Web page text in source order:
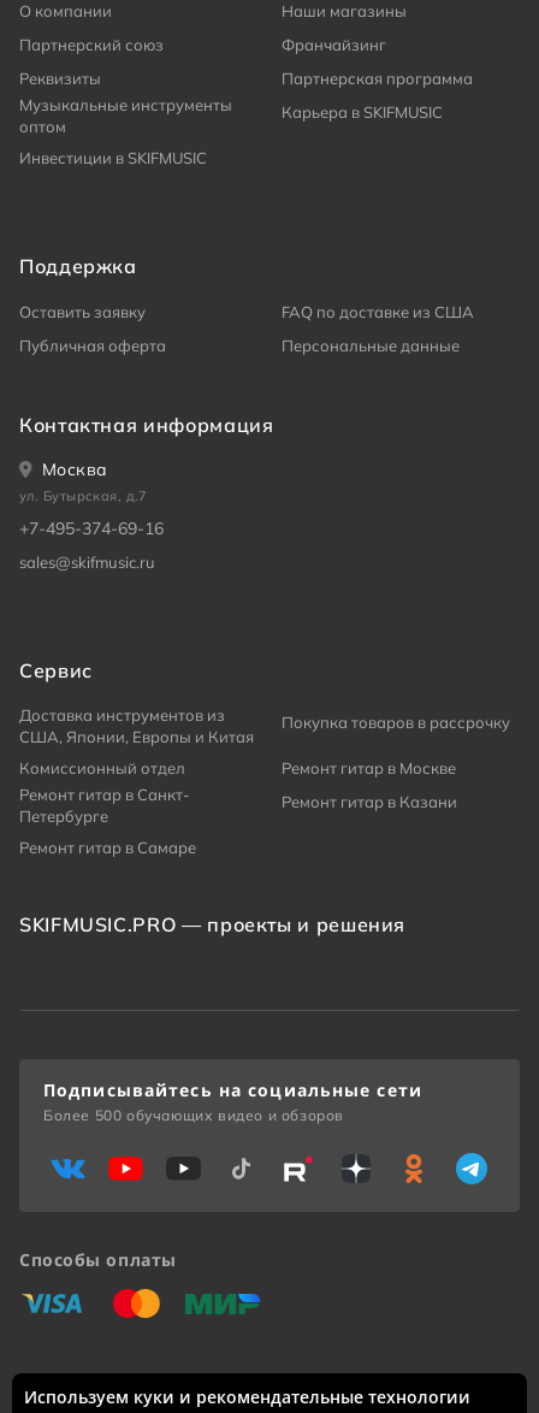
О компании
Наши магазины
Партнерский союз
Франчайзинг
Реквизиты
Партнерская программа
Музыкальные инструменты
оптом
Карьера в SKIFMUSIC
Инвестиции в SKIFMUSIC
Поддержка
Оставить заявку
FAQ по доставке из США
Публичная оферта
Персональные данные
Контактная информация
Москва
ул. Бутырская, д.7
+7-495-374-69-16
sales@skifmusic.ru
Сервис
Доставка инструментов из
США, Японии, Европы и Китая
Покупка товаров в рассрочку
Комиссионный отдел
Ремонт гитар в Москве
Ремонт гитар в Санкт-
Петербурге
Ремонт гитар в Казани
Ремонт гитар в Самаре
SKIFMUSIC.PRO — проекты и решения
Доставка по России: Москва, Санкт-Петербург, Новосибирск,
Способы оплаты
«Виза» «Мастеркард»
«Мир»
Подписывайтесь на социальные сети
Более 500 обучающих видео и обзоров
Используем куки и рекомендательные технологии